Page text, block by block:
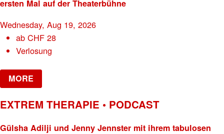
ersten Mal auf der Theaterbühne
Wednesday, Aug 19, 2026
abCHF 28
Verlosung
MORE
EXTREM THERAPIE • PODCAST
Gülsha Adilji und Jenny Jennster mit ihrem tabulosen